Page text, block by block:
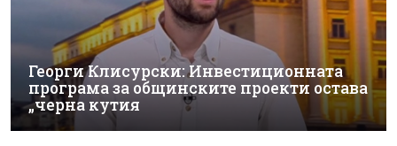
Георги Клисурски: Инвестиционната
програма за общинските проекти остава
„черна кутия